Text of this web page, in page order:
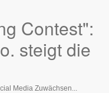
Contest":
steigt die
Media Zuwächsen...